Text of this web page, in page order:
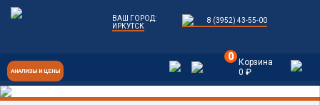
АНАЛИЗЫ И ЦЕНЫ
ВАШ ГОРОД:
ИРКУТСК
8 (3952) 43-55-00
Корзина
0 ₽
0